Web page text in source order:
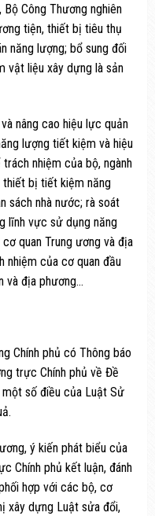
Công Thương nghiên
tiện, thiết bị tiêu thụ
năng lượng; bổ sung đối
vật liệu xây dựng là sản
nâng cao hiệu lực quản
lượng tiết kiệm và hiệu
nhiệm của bộ, ngành
thiết bị tiết kiệm năng
sách nhà nước; rà soát
lĩnh vực sử dụng năng
quan Trung ương và địa
nhiệm của cơ quan đầu
và địa phương…
Chính phủ có Thông báo
trực Chính phủ về Đề
số điều của Luật Sử
ý kiến phát biểu của
Chính phủ kết luận, đánh
hợp với các bộ, cơ
xây dựng Luật sửa đổi,